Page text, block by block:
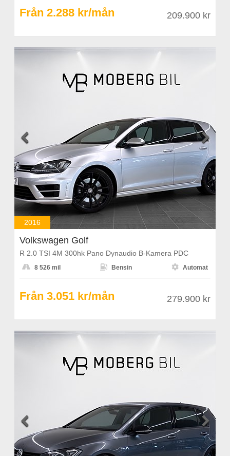
Från 2.288 kr/mån 209.900 kr
 
2016
Volkswagen Golf
R 2.0 TSI 4M 300hk Pano Dynaudio B-Kamera PDC
 8 526 mil  Bensin  Automat
Från 3.051 kr/mån 279.900 kr
 